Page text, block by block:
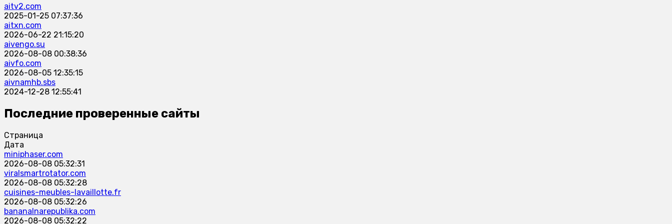
aitv2.com
2025-01-25 07:37:36
aitxn.com
2026-06-22 21:15:20
aivengo.su
2026-08-08 00:38:36
aivfo.com
2026-08-05 12:35:15
aivnamhb.sbs
2024-12-28 12:55:41
Последние проверенные сайты
Страница
Дата
miniphaser.com
2026-08-08 05:32:31
viralsmartrotator.com
2026-08-08 05:32:28
cuisines-meubles-lavaillotte.fr
2026-08-08 05:32:26
bananalnarepublika.com
2026-08-08 05:32:22